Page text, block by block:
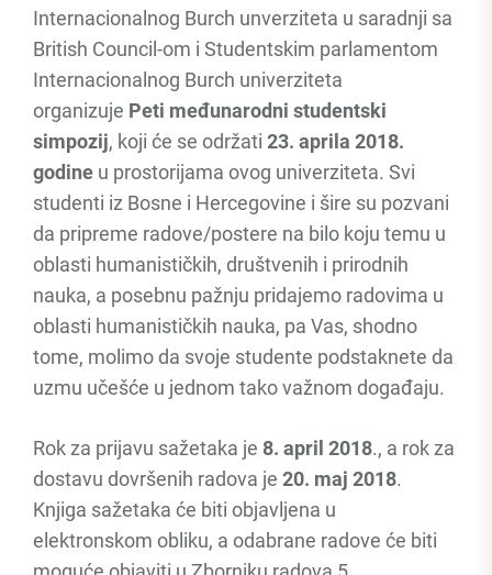
Internacionalnog Burch unverziteta u saradnji sa
British Council-om i Studentskim parlamentom
Internacionalnog Burch univerziteta
organizuje Peti međunarodni studentski
simpozij, koji će se održati 23. aprila 2018.
godine u prostorijama ovog univerziteta. Svi
studenti iz Bosne i Hercegovine i šire su pozvani
da pripreme radove/postere na bilo koju temu u
oblasti humanističkih, društvenih i prirodnih
nauka, a posebnu pažnju pridajemo radovima u
oblasti humanističkih nauka, pa Vas, shodno
tome, molimo da svoje studente podstaknete da
uzmu učešće u jednom tako važnom događaju.
Rok za prijavu sažetaka je 8. april 2018., a rok za
dostavu dovršenih radova je 20. maj 2018.
Knjiga sažetaka će biti objavljena u
elektronskom obliku, a odabrane radove će biti